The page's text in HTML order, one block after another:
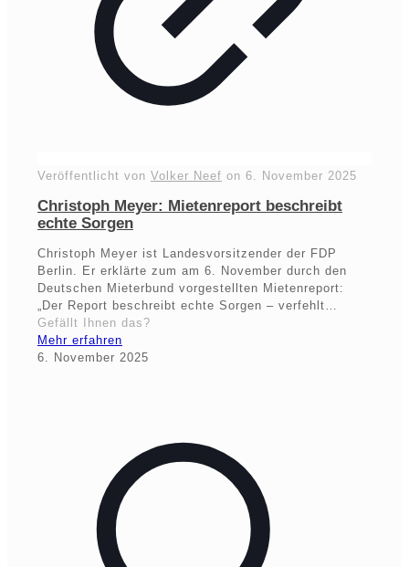
Veröffentlicht von Volker Neef on 6. November 2025
Christoph Meyer: Mietenreport beschreibt
echte Sorgen
Christoph Meyer ist Landesvorsitzender der FDP
Berlin. Er erklärte zum am 6. November durch den
Deutschen Mieterbund vorgestellten Mietenreport:
„Der Report beschreibt echte Sorgen – verfehlt…
Gefällt Ihnen das?
Mehr erfahren
6. November 2025